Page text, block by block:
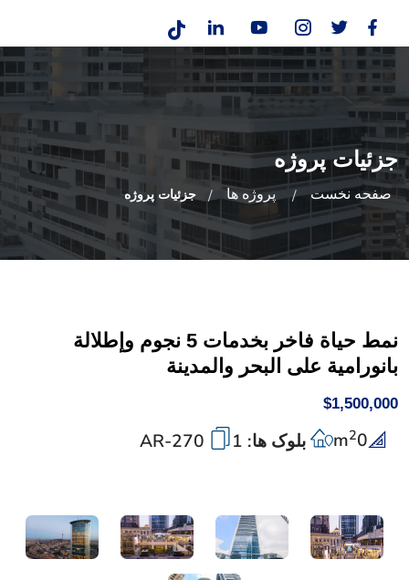
جزئیات پروژه
صفحه نخست پروژه ها جزئیات پروژه
نمط حياة فاخر بخدمات 5 نجوم وإطلالة
بانورامية على البحر والمدينة
$1,500,000
0
m2 بلوک ها: 1